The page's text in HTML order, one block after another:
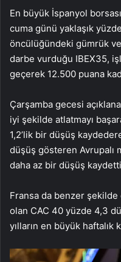
En büyük İspanyol
cuma günü yaklaşık
öncülüğündeki gümrük
darbe vurduğu IBEX35,
geçerek 12.500 puana
Çarşamba gecesi
iyi şekilde atlatmayı
1,2’lik bir düşüş
düşüş gösteren Avrupalı
daha az bir düşüş
Fransa da benzer şekilde
olan CAC 40 yüzde 4,3
yılların en büyük haftalık